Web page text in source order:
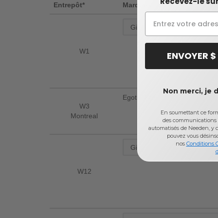
Entrepôt* Marques
W1
W3
Montreal
EgotierPro, Radsow, Roly
W12
ENVOYER
Non merci, je
En soumettant ce
des communications
automatisés de Needen, y
pouvez vous
nos Conditions